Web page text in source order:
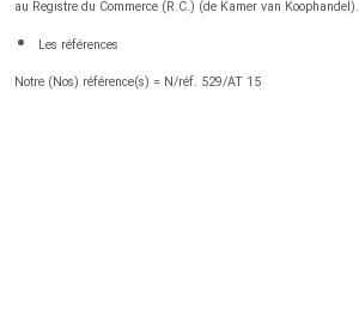
au Registre du Commerce (R.C.) (de Kamer van Koophandel).
Les références
Notre (Nos) référence(s) = N/réf. 529/AT 15